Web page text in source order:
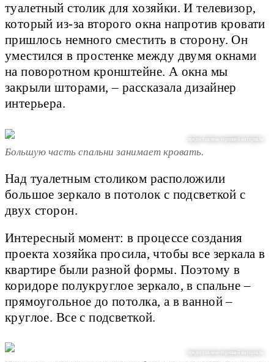
туалетный столик для хозяйки. И телевизор,
который из-за второго окна напротив кровати
пришлось немного сместить в сторону. Он
уместился в простенке между двумя окнами
на поворотном кронштейне. А окна мы
закрыли шторами, – рассказала дизайнер
интерьера.
предоставлено героиней материала
Большую часть спальни занимает кровать.
Над туалетным столиком расположили
большое зеркало в потолок с подсветкой с
двух сторон.
Интересный момент: в процессе создания
проекта хозяйка просила, чтобы все зеркала в
квартире были разной формы. Поэтому в
коридоре полукруглое зеркало, в спальне –
прямоугольное до потолка, а в ванной –
круглое. Все с подсветкой.
предоставлено героиней материала